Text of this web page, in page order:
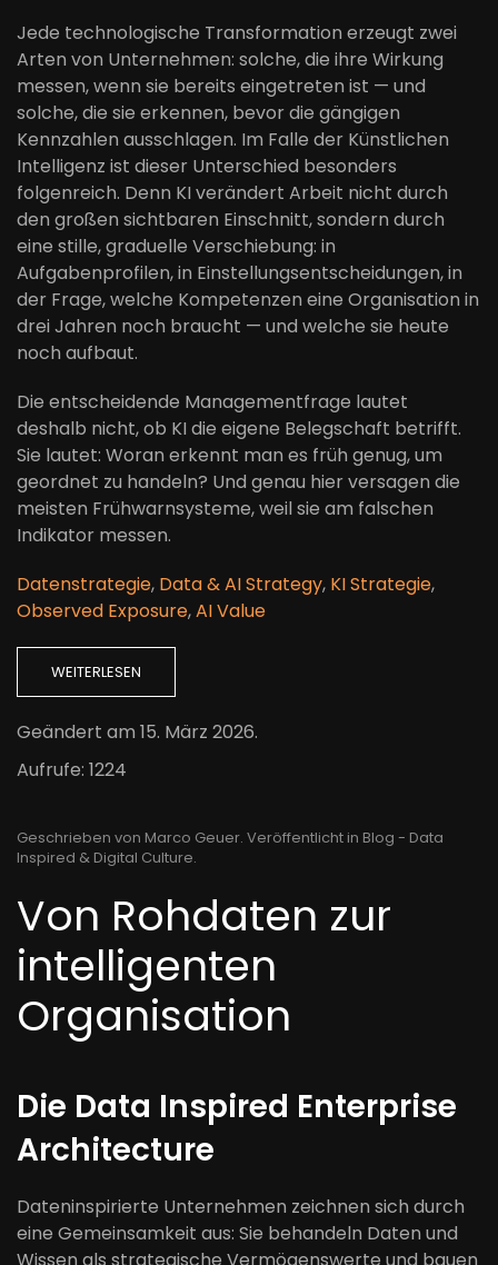
Jede technologische Transformation erzeugt zwei
Arten von Unternehmen: solche, die ihre Wirkung
messen, wenn sie bereits eingetreten ist — und
solche, die sie erkennen, bevor die gängigen
Kennzahlen ausschlagen. Im Falle der Künstlichen
Intelligenz ist dieser Unterschied besonders
folgenreich. Denn KI verändert Arbeit nicht durch
den großen sichtbaren Einschnitt, sondern durch
eine stille, graduelle Verschiebung: in
Aufgabenprofilen, in Einstellungsentscheidungen, in
der Frage, welche Kompetenzen eine Organisation in
drei Jahren noch braucht — und welche sie heute
noch aufbaut.
Die entscheidende Managementfrage lautet
deshalb nicht, ob KI die eigene Belegschaft betrifft.
Sie lautet: Woran erkennt man es früh genug, um
geordnet zu handeln? Und genau hier versagen die
meisten Frühwarnsysteme, weil sie am falschen
Indikator messen.
Datenstrategie, Data & AI Strategy, KI Strategie,
Observed Exposure,AI Value
WEITERLESEN
Geändert am 15. März 2026.
Aufrufe: 1224
Geschrieben von Marco Geuer. Veröffentlicht in Blog - Data
Inspired & Digital Culture.
Von Rohdaten zur
intelligenten
Organisation
Die Data Inspired Enterprise
Architecture
Dateninspirierte Unternehmen zeichnen sich durch
eine Gemeinsamkeit aus: Sie behandeln Daten und